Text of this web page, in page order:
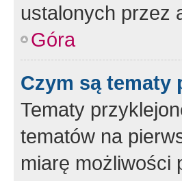
ustalonych przez
Góra
Czym są tematy
Tematy
tematów na
miarę możliwości